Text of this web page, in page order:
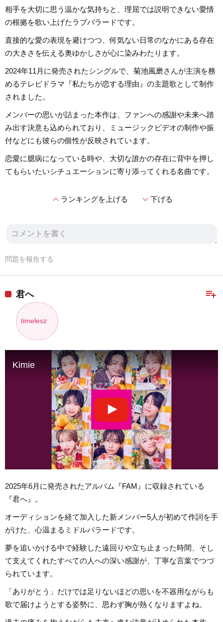
相手を大切に思う温かな気持ちと、理屈では説明できない愛情
の根拠を歌い上げたラブバラードです。
直接的な愛の表現を避けつつ、何気ない日常のなかにある存在
の大きさを伝える奥ゆかしさが心に染みわたります。
2024年11月に発売されたシングルで、菊池風磨さんが主演を務
めるテレビドラマ『私たちが恋する理由』の主題歌として制作
されました。
メンバーの思いが詰まった本作は、ファンへの感謝や未来へ踏
み出す決意も込められており、ミュージックビデオの制作や振
付などにも彼らの個性が反映されています。
恋愛に臆病になっている時や、大切な誰かの存在に背中を押し
てもらいたいシチュエーションに寄り添ってくれる名曲です。
expand_lessランキングを上げる expand_more下げる
問題を報告する
playlist_add
君へ
timelesz
Kimie
2025年6月に発売されたアルバム『FAM』に収録されている
『君へ』。
オーディションを経て加入した新メンバー5人が初めて作詞を手
がけた、心温まるミドルバラードです。
夢を追いかける中で経験した遠回りや立ち止まった時間、そし
て支えてくれたすべての人への深い感謝が、丁寧な言葉でつづ
られています。
「ありがとう」だけでは足りないほどの思いを不器用ながらも
歌で届けようとする姿勢に、思わず胸が熱くなりますよね。